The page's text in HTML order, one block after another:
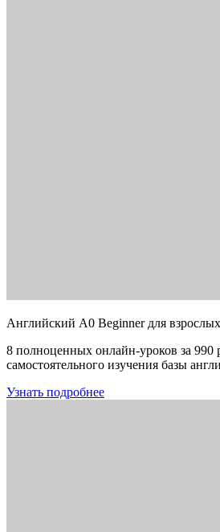
Английский A0 Beginner для взрослых
8 полноценных онлайн-уроков за 990
самостоятельного изучения базы
Узнать подробнее